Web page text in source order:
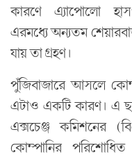
কারণে এ্যাপোলো
এরমধ্যে অন্যতম
যায় তা গ্রহণ।
পুঁজিবাজারে আসলে
এটাও একটি কারণ। এ
এক্সচেঞ্জ কমিশনের
কোম্পানির